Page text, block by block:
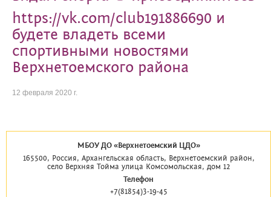
https://vk.com/club191886690 и
будете владеть всеми
спортивными новостями
Верхнетоемского района
12 февраля 2020 г.
МБОУ ДО «Верхнетоемский ЦДО»
165500, Россия, Архангельская область, Верхнетоемский район,
село Верхняя Тойма улица Комсомольская, дом 12
Телефон
+7(81854)3-19-45